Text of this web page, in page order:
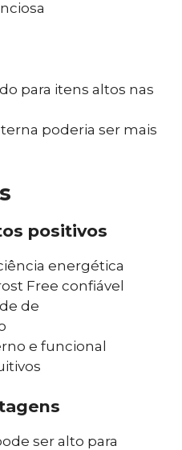
para itens altos nas
poderia ser mais
positivos
energética
Free confiável
de
e funcional
ser alto para